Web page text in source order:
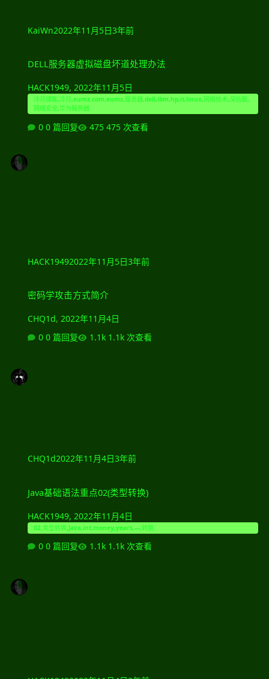
KaiWn2022年11月5日3年前
DELL服务器虚拟磁盘坏道处理办法
HACK1949,2022年11月5日
冷月博客,冷月,eumz.com,eumz,服务器,dell,ibm,hp,it,linux,网络技术,深信服,
网络安全,华为服务器
0 篇回复 475 次查看
HACK19492022年11月5日3年前
密码学攻击方式简介
CHQ1d,2022年11月4日
0 篇回复
1.1k 次查看
CHQ1d2022年11月4日3年前
Java基础语法重点02(类型转换)
HACK1949,2022年11月4日
02,类型转换,Java,int,money,years,---,转换
0 篇回复 1.1k 次查看